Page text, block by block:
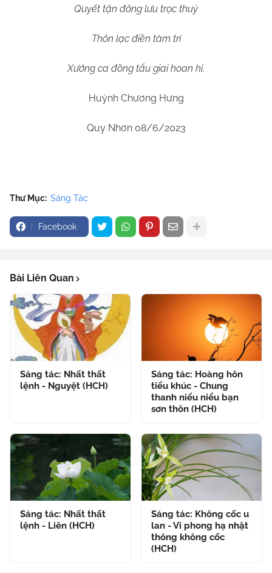
Quyết tận đông lưu trọc thuỷ
Thôn lạc điền tàm trí
Xướng ca đồng tẩu giai hoan hỉ.
Huỳnh Chương Hưng
Quy Nhơn 08/6/2023
Thư Mục: Sáng Tác
Facebook
Bài Liên Quan
Sáng tác: Nhất thất
lệnh - Nguyệt (HCH)
Sáng tác: Hoàng hôn
tiểu khúc - Chung
thanh niểu niểu bạn
sơn thôn (HCH)
Sáng tác: Nhất thất
lệnh - Liên (HCH)
Sáng tác: Không cốc u
lan - Vi phong hạ nhật
thông không cốc
(HCH)